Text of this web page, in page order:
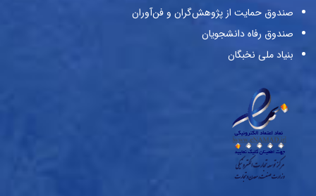
صندوق حمایت از پژوهش‌گران و فن‌آوران
صندوق رفاه دانشجویان
بنیاد ملی نخبگان